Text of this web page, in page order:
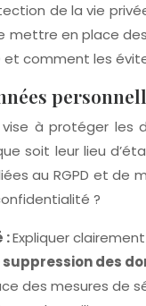
de la vie
mettre en place
et comment les
à protéger
soit leur lieu
au RGPD et
?
:Expliquer
des
des mesures de